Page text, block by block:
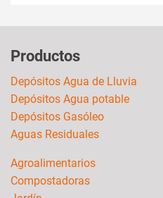
Productos
Depósitos Agua de Lluvia
Depósitos Agua potable
Depósitos Gasóleo
Aguas Residuales
Agroalimentarios
Compostadoras